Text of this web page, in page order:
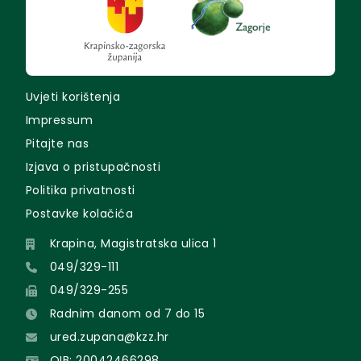
Uvjeti korištenja
Impressum
Pitajte nas
Izjava o pristupačnosti
Politika privatnosti
Postavke kolačića
Krapina, Magistratska ulica 1
049/329-111
049/329-255
Radnim danom od 7 do 15
ured.zupana@kzz.hr